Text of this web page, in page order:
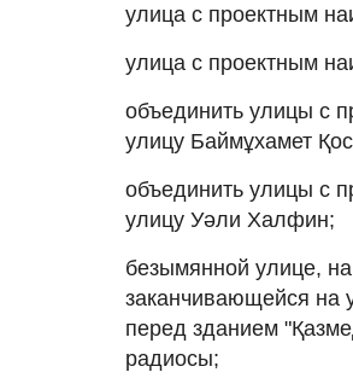
улица с проектным
улица с проектным
объединить улицы с
улицу Баймұхамет
объединить улицы с
улицу Уәли Халфин;
безымянной улице,
заканчивающейся на
перед зданием
радиосы;